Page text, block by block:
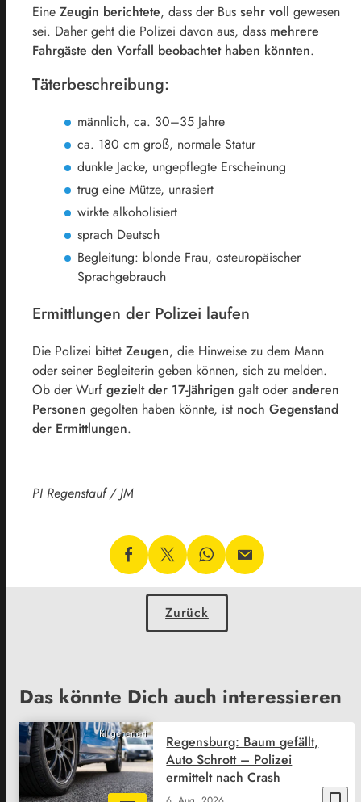
Eine Zeugin berichtete, dass der Bus sehr voll gewesen
sei. Daher geht die Polizei davon aus, dass mehrere
Fahrgäste den Vorfall beobachtet haben könnten.
Täterbeschreibung:
männlich, ca. 30–35 Jahre
ca. 180 cm groß, normale Statur
dunkle Jacke, ungepflegte Erscheinung
trug eine Mütze, unrasiert
wirkte alkoholisiert
sprach Deutsch
Begleitung: blonde Frau, osteuropäischer
Sprachgebrauch
Ermittlungen der Polizei laufen
Die Polizei bittet Zeugen, die Hinweise zu dem Mann
oder seiner Begleiterin geben können, sich zu melden.
Ob der Wurf gezielt der 17-Jährigen galt oder anderen
Personen gegolten haben könnte, ist noch Gegenstand
der Ermittlungen.
PI Regenstauf / JM
Zurück
Das könnte Dich auch interessieren
KI generiert
Regensburg: Baum gefällt,
Auto Schrott – Polizei
ermittelt nach Crash